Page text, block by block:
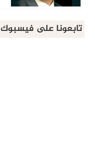
تابعونا على فيسبوك